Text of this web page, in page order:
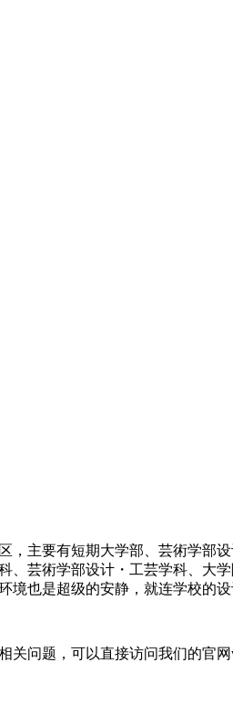
主要有短期大学部、芸術学部
芸術学部设计・工芸学科、大
也是超级的安静，就连学校的
关问题，可以直接访问我们的官网